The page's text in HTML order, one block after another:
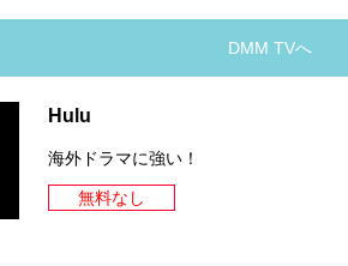
DMM TVへ
Hulu
海外ドラマに強い！
無料なし